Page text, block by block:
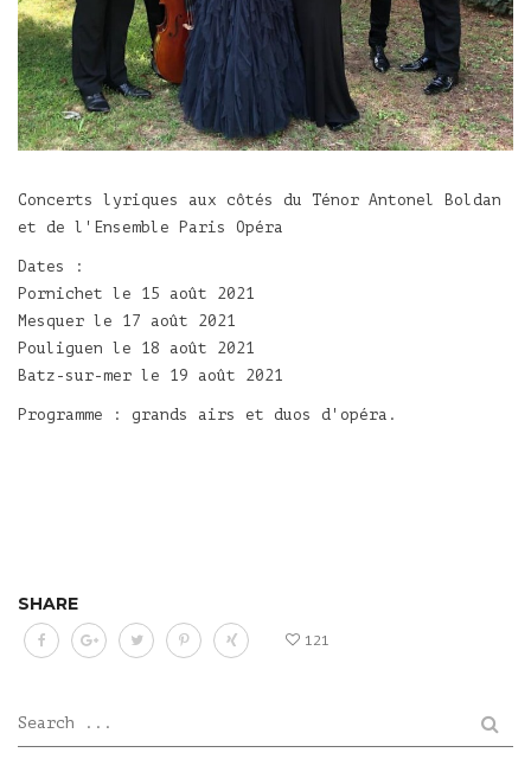
Concerts lyriques aux côtés du Ténor Antonel Boldan
et de l' Ensemble Paris Opéra
Dates :
Pornichet le 15 août 2021
Mesquer le 17 août 2021
Pouliguen le 18 août 2021
Batz-sur-mer le 19 août 2021
Programme : grands airs et duos d'opéra.
SHARE
121
Search ...